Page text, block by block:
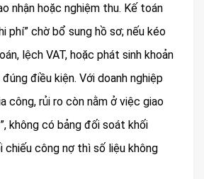
nhận hoặc nghiệm thu. Kế toán
phí” chờ bổ sung hồ sơ; nếu kéo
lệch VAT, hoặc phát sinh khoản
điều kiện. Với doanh nghiệp
công, rủi ro còn nằm ở việc giao
không có bảng đối soát khối
chiếu công nợ thì số liệu không